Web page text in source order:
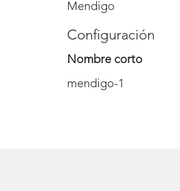
Mendigo
Configuración
Nombre corto
mendigo-1